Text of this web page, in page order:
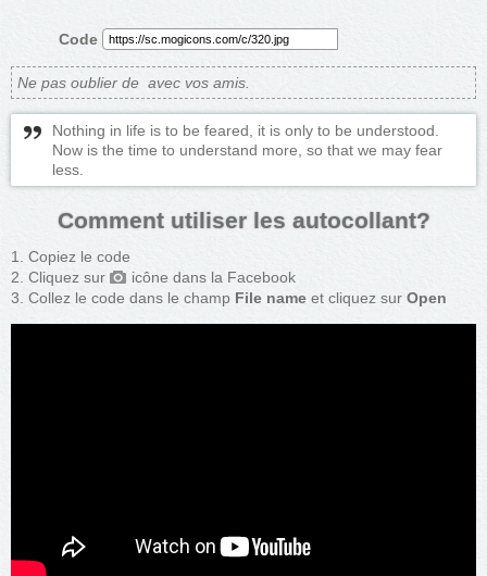
Code
Ne pas oublier de avec vos amis.
Nothing in life is to be feared, it is only to be understood.
Now is the time to understand more, so that we may fear
less.
Comment utiliser les autocollant?
Copiez le code
Cliquez sur
icône dans la Facebook
Collez le code dans le champ File name et cliquez sur Open